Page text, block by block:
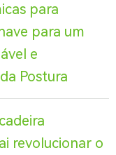
para
para um
e
Postura
revolucionar o